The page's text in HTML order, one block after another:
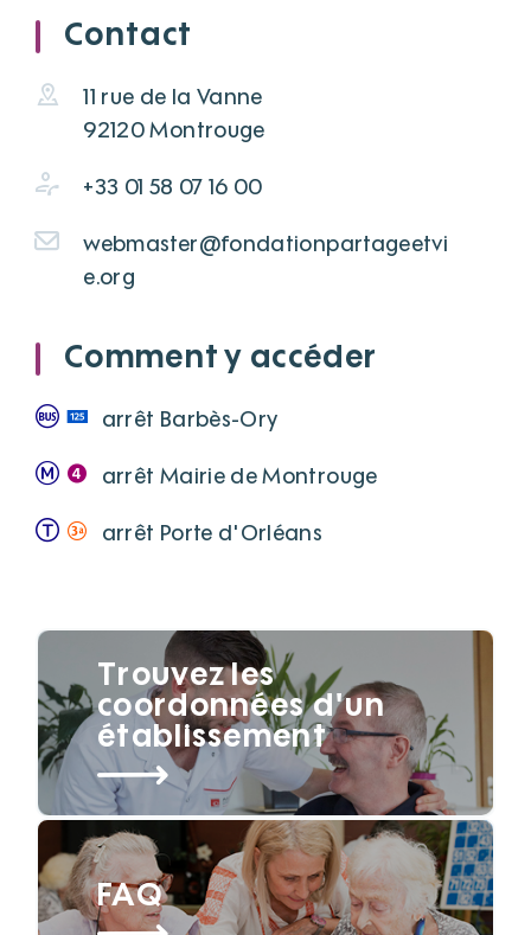
Contact
11 rue de la Vanne
92120 Montrouge
+33 01 58 07 16 00
webmaster@fondationpartageetvi
e.org
Comment y accéder
arrêt Barbès-Ory
arrêt Mairie de Montrouge
arrêt Porte d'Orléans
Trouvez les
coordonnées d'un
établissement
FAQ